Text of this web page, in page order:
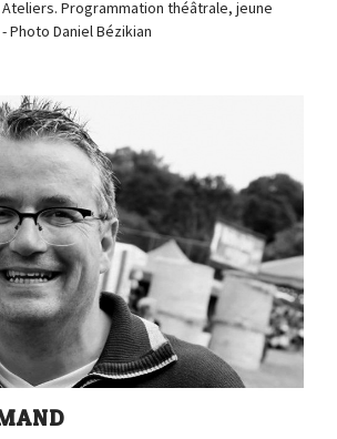
Programmation théâtrale, jeune
Photo Daniel Bézikian